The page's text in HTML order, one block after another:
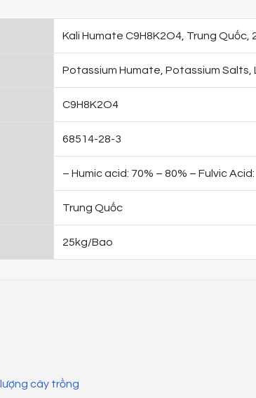
Kali Humate C9H8K2O4, Trung Quốc,
Potassium Humate, Potassium Salts,
C9H8K2O4
68514-28-3
– Humic acid: 70% – 80% – Fulvic
Trung Quốc
25kg/Bao
cây trồng